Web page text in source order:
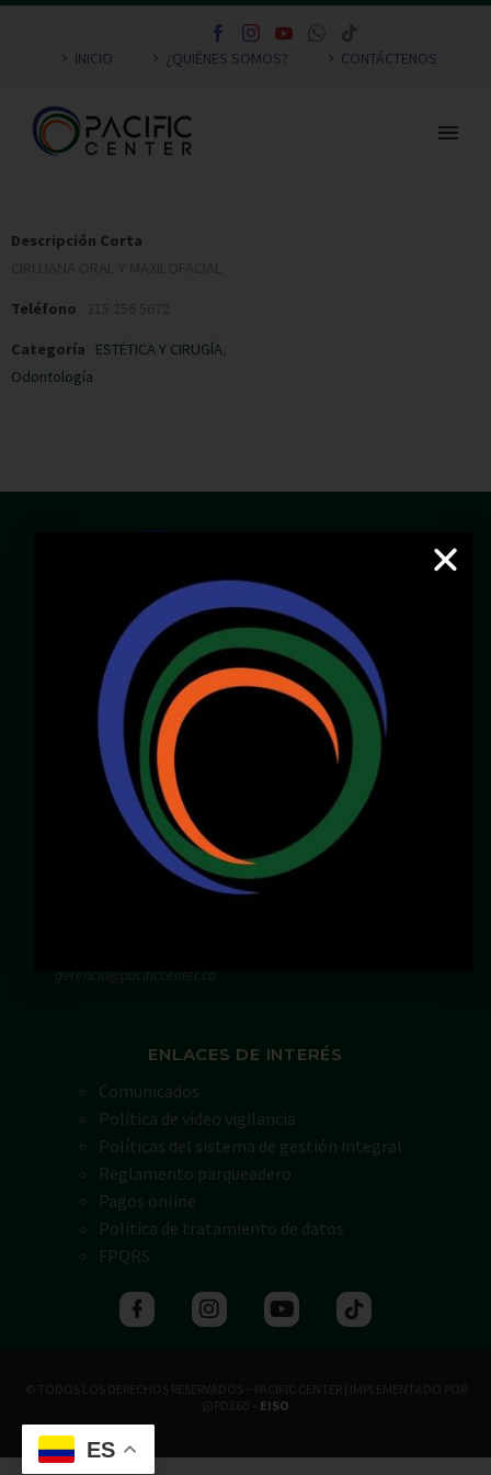
INICIO ¿QUIÉNES SOMOS? CONTÁCTENOS
Descripción Corta
Teléfono
Categoría ESTÉTICA Y CIRUGÍA
Odontología
servicioalcliente@pacificcenter.co
WhatsApp: 321 2609022
Dirección:
Calle 36N # 6A – 65
Zona Chipichape, Cali – Valle – Colombia
LOCALES DISPONIBLES
Chirly Gilaberth:
corporatewtccali@gmail.com
gerencia@pacificcenter.co
ENLACES DE INTERÉS
Comunicados
Política de video vigilancia
Políticas del sistema de gestión integral
Reglamento parqueadero
Pagos online
Política de tratamiento de datos
FPQRS
© TODOS LOS DERECHOS RESERVADOS – PACIFIC CENTER | IMPLEMENTADO POR
@PD360 – EISO
ES